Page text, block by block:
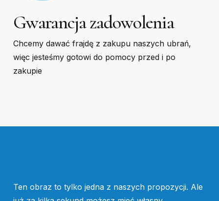
Gwarancja zadowolenia
Chcemy dawać frajdę z zakupu naszych ubrań,
więc jesteśmy gotowi do pomocy przed i po
zakupie
Ten obraz to tylko jedna z naszych propozycji. Ale